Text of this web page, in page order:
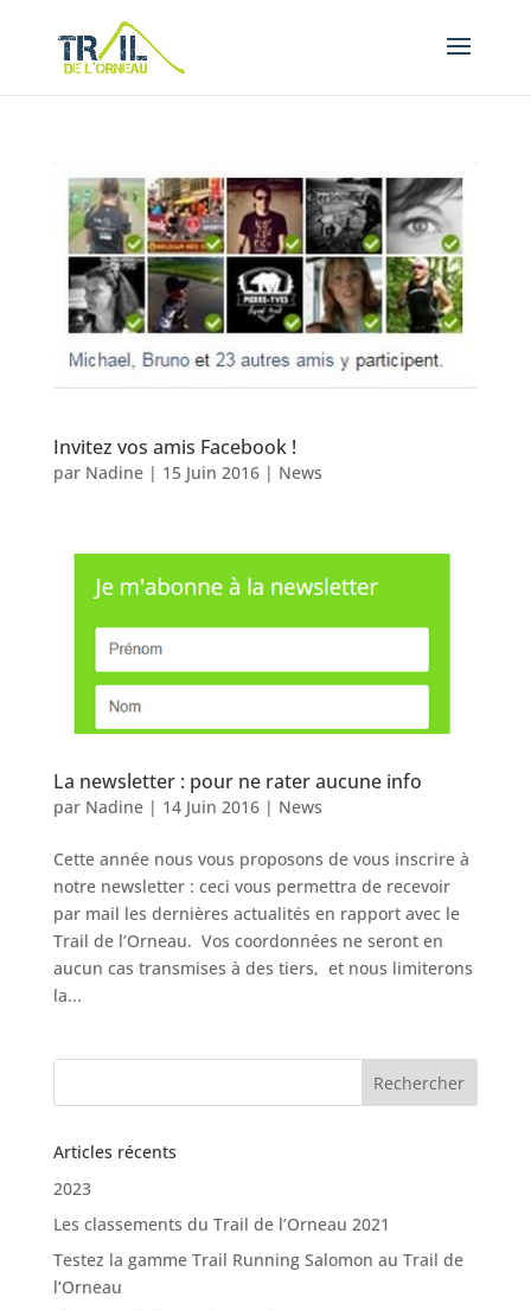
Invitez vos amis Facebook !
par Nadine| 15 Juin 2016| News
La newsletter : pour ne rater aucune info
par Nadine| 14 Juin 2016| News
Cette année nous vous proposons de vous inscrire à
notre newsletter : ceci vous permettra de recevoir
par mail les dernières actualités en rapport avec le
Trail de l’Orneau. Vos coordonnées ne seront en
aucun cas transmises à des tiers, et nous limiterons
la...
Articles récents
2023
Les classements du Trail de l’Orneau 2021
Testez la gamme Trail Running Salomon au Trail de
l’Orneau